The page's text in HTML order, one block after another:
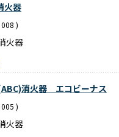
火器
)
火器
消火器 エコビーナス
)
火器